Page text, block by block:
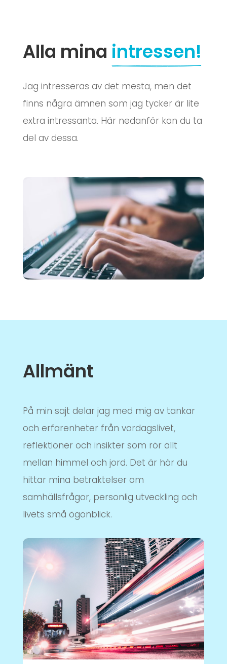
Alla mina intressen!
Jag intresseras av det mesta, men det
finns några ämnen som jag tycker är lite
extra intressanta. Här nedanför kan du ta
del av dessa.
Allmänt
På min sajt delar jag med mig av tankar
och erfarenheter från vardagslivet,
reflektioner och insikter som rör allt
mellan himmel och jord. Det är här du
hittar mina betraktelser om
samhällsfrågor, personlig utveckling och
livets små ögonblick.